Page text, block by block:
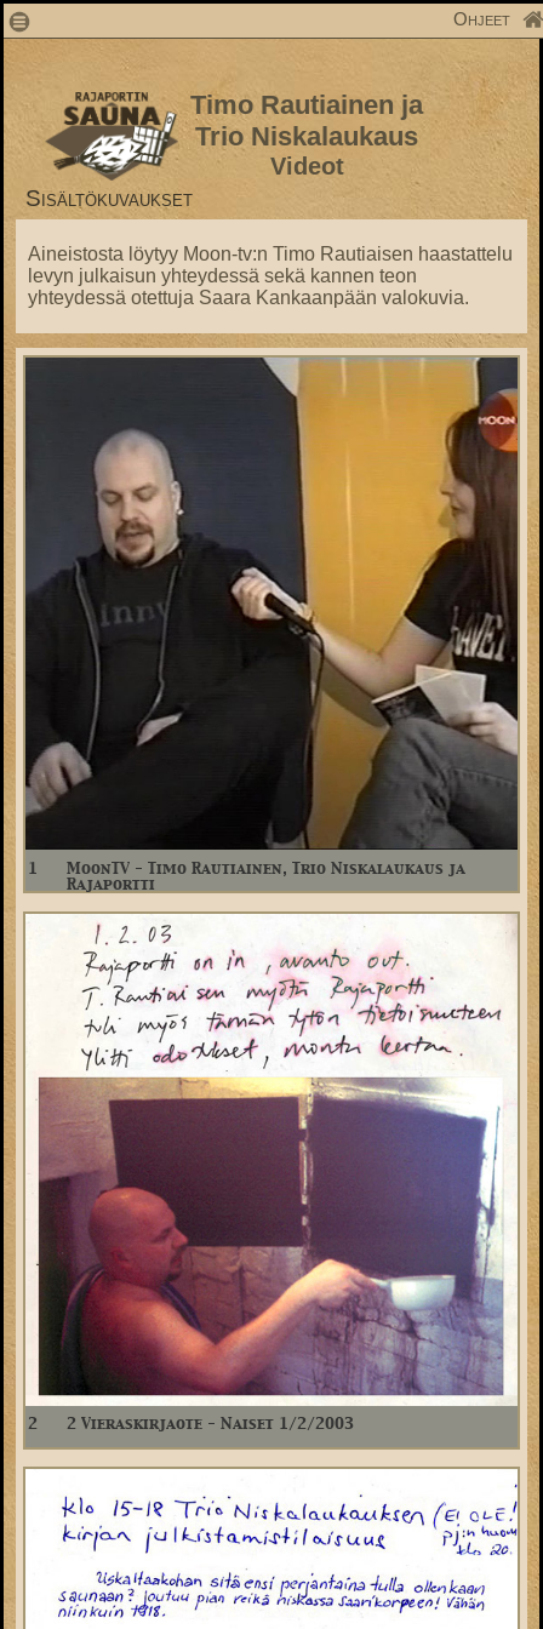
1 Ohjeet
Timo Rautiainen ja
Trio Niskalaukaus
Videot
Sisältökuvaukset
Aineistosta löytyy Moon-tv:n Timo Rautiaisen haastattelu
levyn julkaisun yhteydessä sekä kannen teon
yhteydessä otettuja Saara Kankaanpään valokuvia.
1
MoonTV - Timo Rautiainen, Trio Niskalaukaus ja
Rajaportti
2 2 Vieraskirjaote - Naiset 1/2/2003